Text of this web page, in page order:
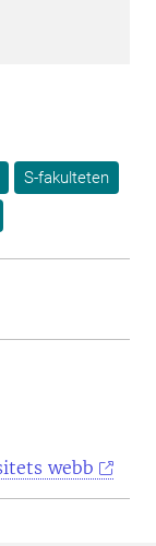
S-fakulteten
webb